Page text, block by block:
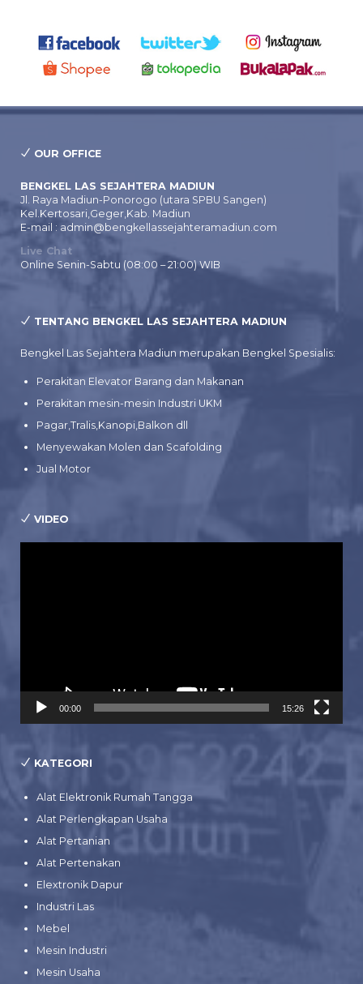
OUR OFFICE
BENGKEL LAS SEJAHTERA MADIUN
Jl. Raya Madiun-Ponorogo (utara SPBU Sangen)
Kel.Kertosari,Geger,Kab. Madiun
E-mail : admin@bengkellassejahteramadiun.com
Live Chat
Online Senin-Sabtu (08:00 – 21:00) WIB
TENTANG BENGKEL LAS SEJAHTERA MADIUN
Bengkel Las Sejahtera Madiun merupakan Bengkel Spesialis:
Perakitan Elevator Barang dan Makanan
Perakitan mesin-mesin Industri UKM
Pagar,Tralis,Kanopi,Balkon dll
Menyewakan Molen dan Scafolding
Jual Motor
VIDEO
00:00 15:26
KATEGORI
Alat Elektronik Rumah Tangga
Alat Perlengkapan Usaha
Alat Pertanian
Alat Pertenakan
Elextronik Dapur
Industri Las
Mebel
Mesin Industri
Mesin Usaha